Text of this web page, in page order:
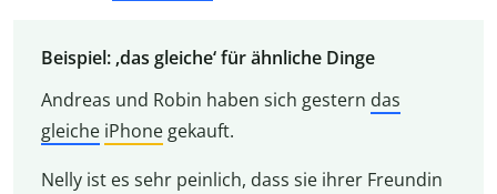
Beispiel: ‚das gleiche‘ für ähnliche Dinge
Andreas und Robin haben sich gestern das
gleiche iPhonegekauft.
Nelly ist es sehr peinlich, dass sie ihrer Freundin